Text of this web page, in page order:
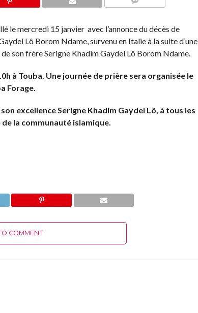
le mercredi 15 janvier avec l’annonce du décès de
Lô Borom Ndame, survenu en Italie à la suite d’une
son frère Serigne Khadim Gaydel Lô Borom Ndame.
à Touba. Une journée de prière sera organisée le
Forage.
excellence Serigne Khadim Gaydel Lô, à tous les
la communauté islamique.
COMMENT